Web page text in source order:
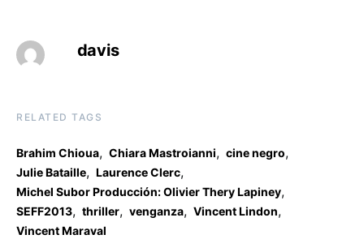
davis
RELATED TAGS
Brahim Chioua, Chiara Mastroianni, cine negro,
Julie Bataille, Laurence Clerc,
Michel Subor Producción: Olivier Thery Lapiney,
SEFF2013, thriller, venganza, Vincent Lindon,
Vincent Maraval